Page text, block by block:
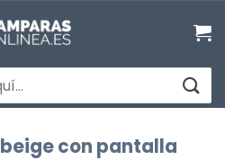
con pantalla